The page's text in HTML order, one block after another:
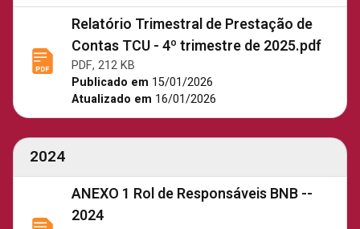
Relatório Trimestral de Prestação de
Contas TCU - 4º trimestre de 2025.pdf
PDF, 212 KB
Publicado em 15/01/2026
Atualizado em 16/01/2026
2024
ANEXO 1 Rol de Responsáveis BNB --
2024